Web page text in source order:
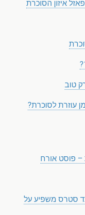
איזון הסוכרת
טוב
עוזרת לסוכרת?
סטרס משפיע על